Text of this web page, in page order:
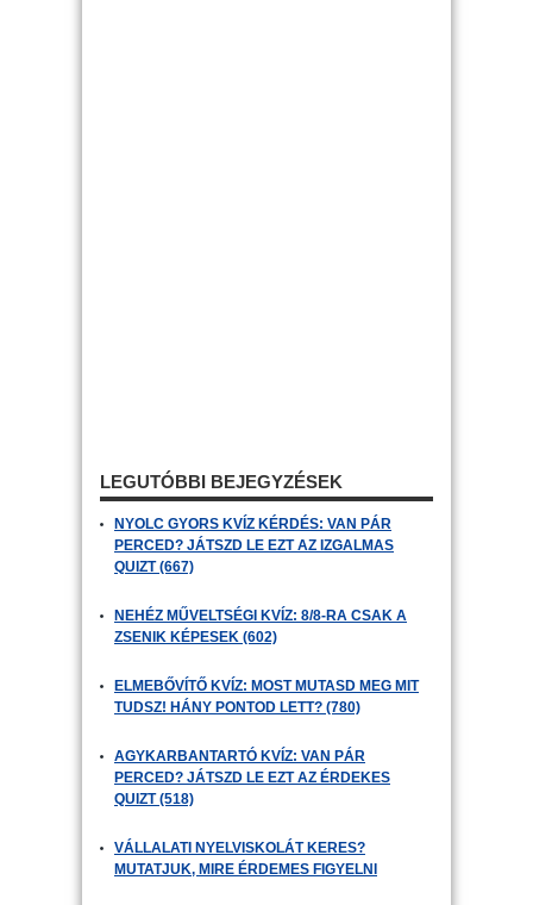
LEGUTÓBBI BEJEGYZÉSEK
NYOLC GYORS KVÍZ KÉRDÉS: VAN PÁR
PERCED? JÁTSZD LE EZT AZ IZGALMAS
QUIZT (667)
NEHÉZ MŰVELTSÉGI KVÍZ: 8/8-RA CSAK A
ZSENIK KÉPESEK (602)
ELMEBŐVÍTŐ KVÍZ: MOST MUTASD MEG MIT
TUDSZ! HÁNY PONTOD LETT? (780)
AGYKARBANTARTÓ KVÍZ: VAN PÁR
PERCED? JÁTSZD LE EZT AZ ÉRDEKES
QUIZT (518)
VÁLLALATI NYELVISKOLÁT KERES?
MUTATJUK, MIRE ÉRDEMES FIGYELNI